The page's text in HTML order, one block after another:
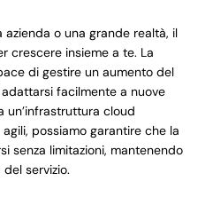
o una grande realtà, il
crescere insieme a te. La
di gestire un aumento del
facilmente a nuove
un’infrastruttura cloud
possiamo garantire che la
senza limitazioni, mantenendo
servizio.